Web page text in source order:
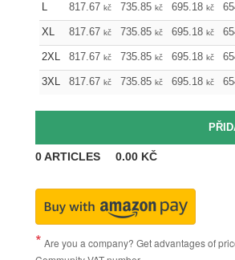
L 817.67 kč 735.85 kč 695.18 kč
XL 817.67 kč 735.85 kč 695.18 kč
2XL 817.67 kč 735.85 kč 695.18 kč
3XL 817.67 kč 735.85 kč 695.18 kč
0ARTICLES 0.00 KČ
Are you a company? Get advantages of